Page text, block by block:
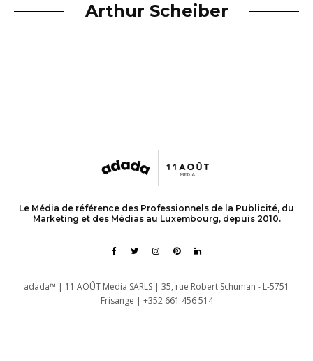
Arthur Scheiber
Le Média de référence des Professionnels de la Publicité, du
Marketing et des Médias au Luxembourg, depuis 2010.
adada™ | 11 AOÛT Media SARLS | 35, rue Robert Schuman - L-5751
Frisange | +352 661 456 514